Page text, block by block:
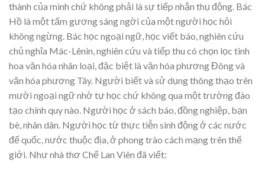
thành của mình chứ không phải là sự tiếp nhận thụ động. Bác
Hồ là một tấm gương sáng ngời của một người học hỏi
không ngừng. Bác học ngoại ngữ, học viết báo, nghiên cứu
chủ nghĩa Mác-Lênin, nghiên cứu và tiếp thu có chọn lọc tinh
hoa văn hóa nhân loại, đặc biệt là văn hóa phương Đông và
văn hóa phương Tây. Người biết và sử dụng thông thạo trên
mười ngoại ngữ nhờ tự học chứ không qua một trường đào
tạo chính quy nào. Người học ở sách báo, đồng nghiệp, bạn
bè, nhân dân. Người học từ thực tiễn sinh động ở các nước
đế quốc, nước thuộc địa, ở phong trào cách mạng trên thế
giới. Như nhà thơ Chế Lan Viên đã viết: